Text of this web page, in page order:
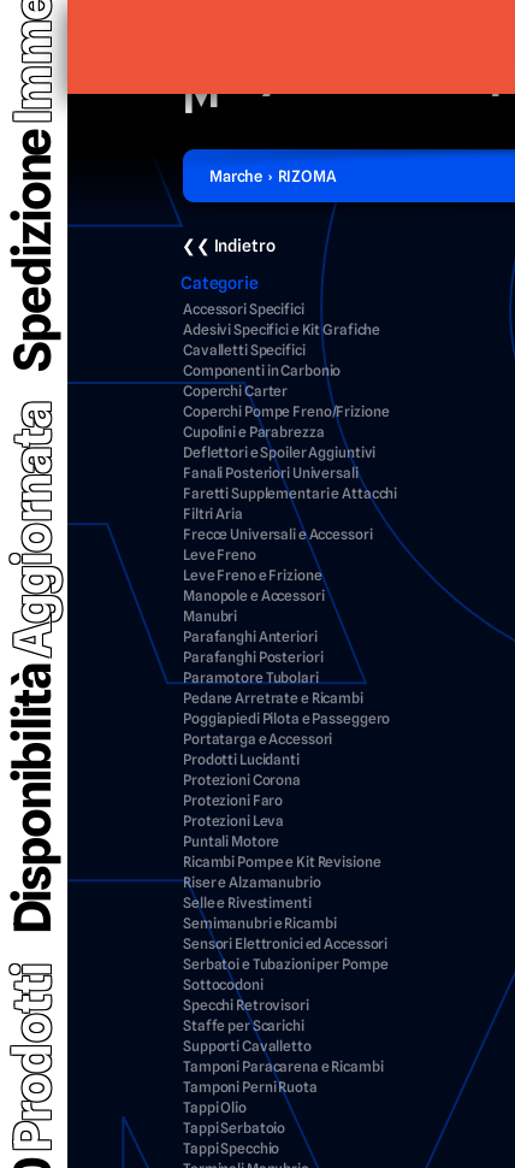
Prodotti
Disponibilità
Aggiornata
Spedizione Marche › RIZOMA
❮❮ Indietro
Categorie
Accessori Specifici
Adesivi Specifici e Kit Grafiche
Cavalletti Specifici
Componenti in Carbonio
Coperchi Carter
Coperchi Pompe Freno/Frizione
Cupolini e Parabrezza
Deflettori e Spoiler Aggiuntivi
Fanali Posteriori Universali
Faretti Supplementari e Attacchi
Filtri Aria
Frecce Universali e Accessori
Leve Freno
Leve Freno e Frizione
Manopole e Accessori
Manubri
Parafanghi Anteriori
Parafanghi Posteriori
Paramotore Tubolari
Pedane Arretrate e Ricambi
Poggiapiedi Pilota e Passeggero
Portatarga e Accessori
Prodotti Lucidanti
Protezioni Corona
Protezioni Faro
Protezioni Leva
Puntali Motore
Ricambi Pompe e Kit Revisione
Riser e Alzamanubrio
Selle e Rivestimenti
Semimanubri e Ricambi
Sensori Elettronici ed Accessori
Serbatoi e Tubazioni per Pompe
Sottocodoni
Specchi Retrovisori
Staffe per Scarichi
Supporti Cavalletto
Tamponi Paracarena e Ricambi
Tamponi Perni Ruota
Tappi Olio
Tappi Serbatoio
Tappi Specchio